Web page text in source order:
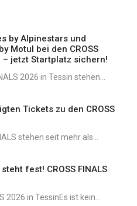
by Alpinestars und
Motul bei den CROSS
– jetzt Startplatz sichern!
2026 in Tessin stehen...
Tickets zu den CROSS
stehen seit mehr als...
fest! CROSS FINALS
2026 in TessinEs ist kein...